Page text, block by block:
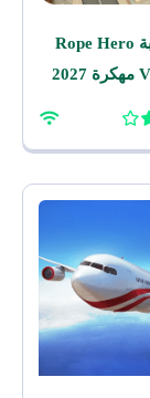
تحميل لعبة Rope Hero
Vice Town مهكرة 2027